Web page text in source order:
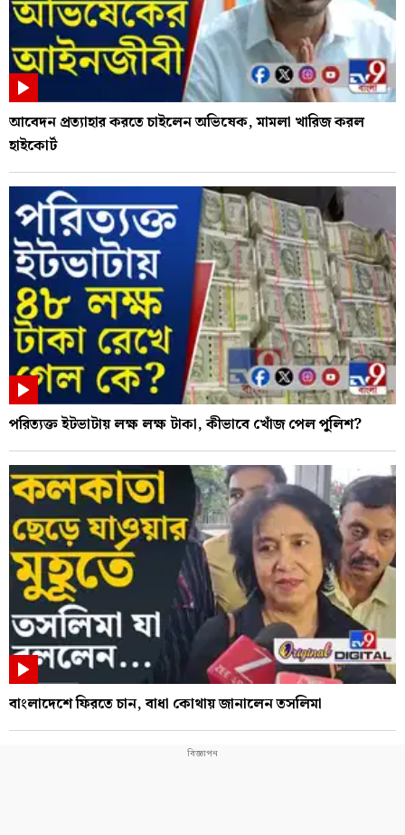
আবেদন প্রত্যাহার করতে চাইলেন অভিষেক, মামলা খারিজ করল
হাইকোর্ট
পরিত্যক্ত ইটভাটায় লক্ষ লক্ষ টাকা, কীভাবে খোঁজ পেল পুলিশ?
বাংলাদেশে ফিরতে চান, বাধা কোথায় জানালেন তসলিমা